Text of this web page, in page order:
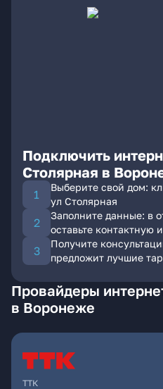
Подключить
Столярная в
Выберите свой дом:
ул Столярная
Заполните данные: в
оставьте контактную
Получите
предложит лучшие
Провайдеры
в Воронеже
ТТК